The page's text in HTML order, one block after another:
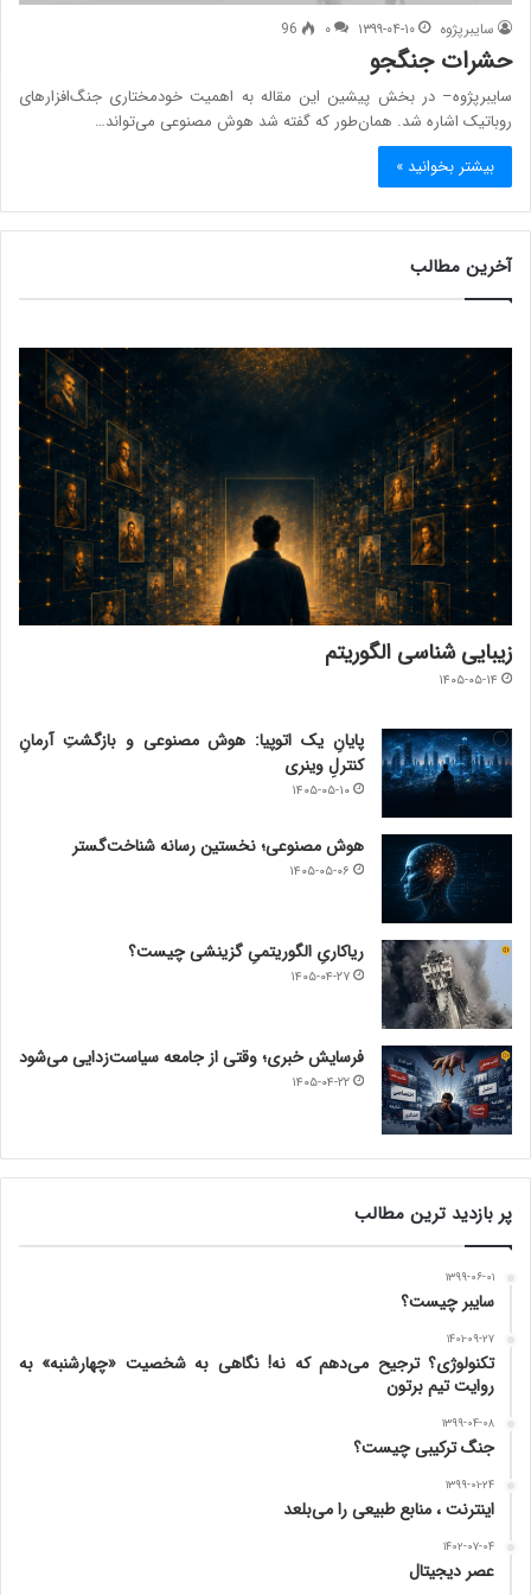
سایبرپژوه ۱۳۹۹-۰۴-۱۰ ۰ 96
حشرات جنگجو
سایبرپژوه– در بخش پیشین این مقاله به اهمیت خودمختاری جنگ‌افزارهای
روباتیک اشاره شد. همان‌طور که گفته شد هوش مصنوعی می‌تواند…
بیشتر بخوانید »
آخرین مطالب
زیبایی شناسی الگوریتم
۱۴۰۵-۰۵-۱۴
پایانِ یک اتوپیا: هوش مصنوعی و بازگشتِ آرمانِ
کنترلِ وینری
۱۴۰۵-۰۵-۱۰
هوش مصنوعی؛ نخستین رسانه شناخت‌گستر
۱۴۰۵-۰۵-۰۶
ریاکاریِ الگوریتمیِ گزینشی چیست؟
۱۴۰۵-۰۴-۲۷
فرسایش خبری؛ وقتی از جامعه سیاست‌زدایی می‌شود
۱۴۰۵-۰۴-۲۲
پر بازدید ترین مطالب
۱۳۹۹-۰۶-۰۱
سایبر چیست؟
۱۴۰۱-۰۹-۲۷
تکنولوژی؟ ترجیح می‌دهم که نه! نگاهی به شخصیت «چهارشنبه» به
روایت تیم برتون
۱۳۹۹-۰۴-۰۸
جنگ ترکیبی چیست؟
۱۳۹۹-۰۱-۲۴
اینترنت ، منابع طبیعی را می‌بلعد
۱۴۰۲-۰۷-۰۴
عصر دیجیتال